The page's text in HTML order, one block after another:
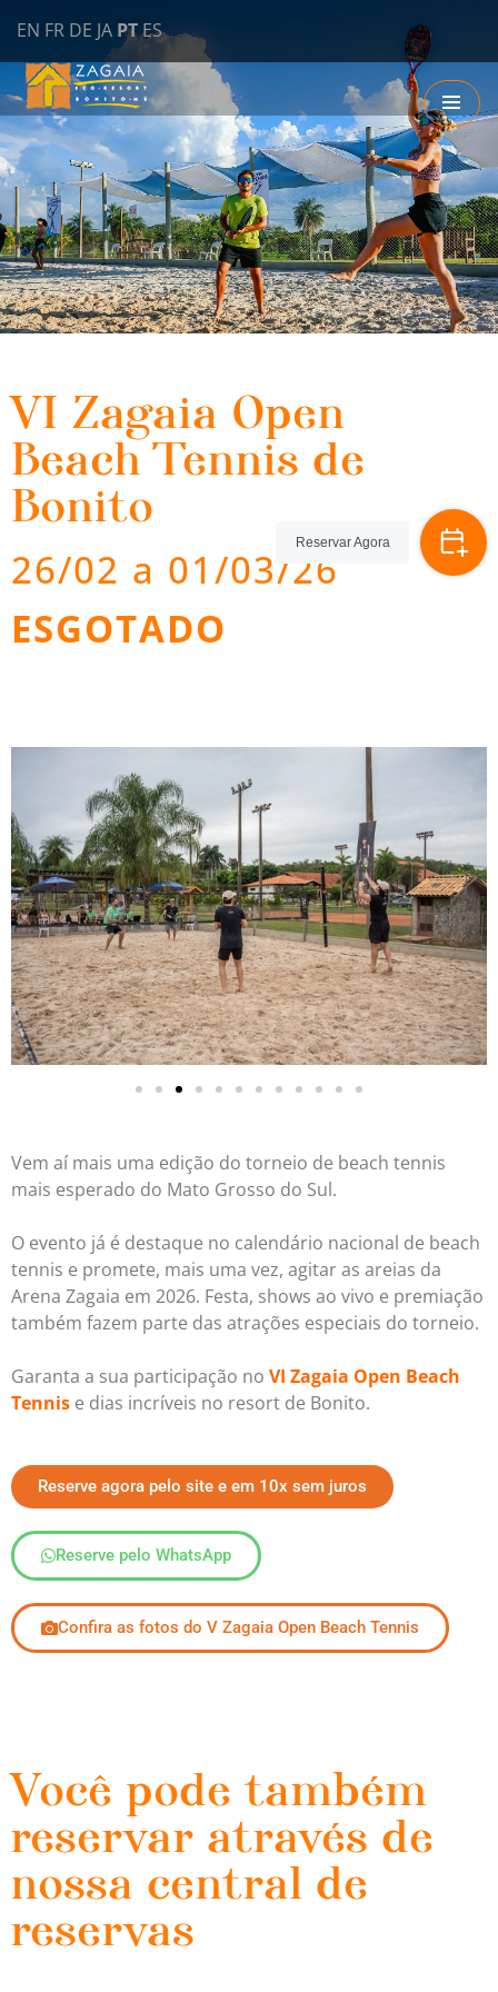
ZAGAIA ECO RESORT
Bonito é estar aqui
VI Zagaia Open
Beach Tennis de
Bonito
26/02 a 01/03/26
ESGOTADO
Vem aí mais uma edição do torneio de beach tennis
mais esperado do Mato Grosso do Sul.
O evento já é destaque no calendário nacional de beach
tennis e promete, mais uma vez, agitar as areias da
Arena Zagaia em 2026. Festa, shows ao vivo e premiação
também fazem parte das atrações especiais do torneio.
Garanta a sua participação no VI Zagaia Open Beach
Tennis e dias incríveis no resort de Bonito.
Reserve agora pelo site e em 10x sem juros
Reserve pelo WhatsApp
Confira as fotos do V Zagaia Open Beach Tennis
Você pode também
reservar através de
nossa central de
reservas
EN FR DE JA PTES
Reservar Agora